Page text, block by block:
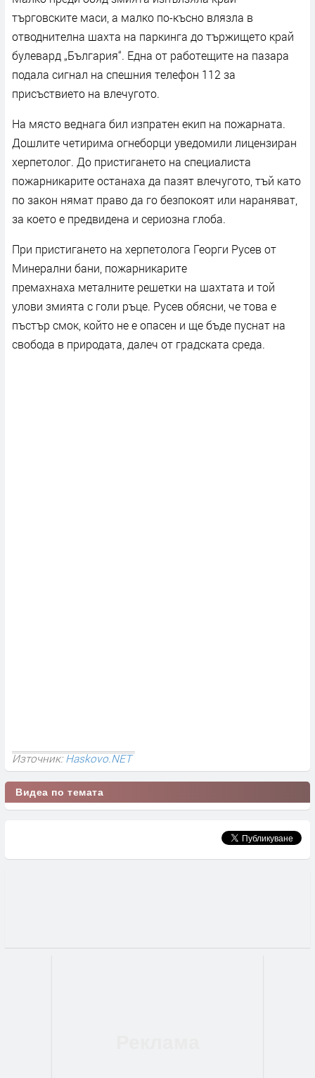
търговските маси, а малко по-късно влязла в
отводнителна шахта на паркинга до тържището край
булевард „България“. Една от работещите на пазара
подала сигнал на спешния телефон 112 за
присъствието на влечугото.
На място веднага бил изпратен екип на пожарната.
Дошлите четирима огнеборци уведомили лицензиран
херпетолог. До пристигането на специалиста
пожарникарите останаха да пазят влечугото, тъй като
по закон нямат право да го безпокоят или нараняват,
за което е предвидена и сериозна глоба.
При пристигането на херпетолога Георги Русев от
Минерални бани, пожарникарите
премахнаха металните решетки на шахтата и той
улови змията с голи ръце. Русев обясни, че това е
пъстър смок, който не е опасен и ще бъде пуснат на
свобода в природата, далеч от градската среда.
Източник:Haskovo.NET
Видеа по темата